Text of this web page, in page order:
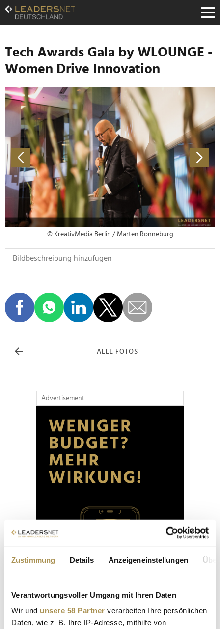
Zustimmung Details Anzeigeneinstellungen
Verantwortungsvoller Umgang mit Ihren Daten
Wir und unsere 58 Partner verarbeiten Ihre persönlichen
Daten, wie z. B. Ihre IP-Adresse, mithilfe von
Zum
Inhalt
Zur
Navigation
Zur
Hauptnavigation
Tech Awards Gala by WLOUNGE -
Women Drive Innovation
© KreativMedia Berlin / Marten Ronneburg
ALLE FOTOS
Advertisement